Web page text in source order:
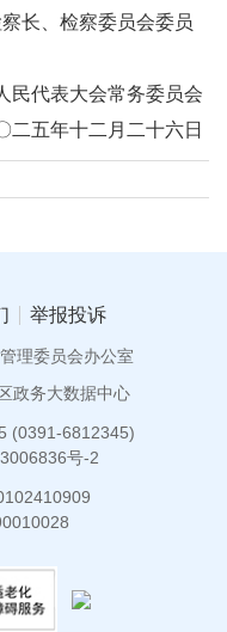
长、检察委员会委员
民代表大会常务委员会
二五年十二月二十六日
举报投诉
理委员会办公室
政务大数据中心
(0391-6812345)
号-2